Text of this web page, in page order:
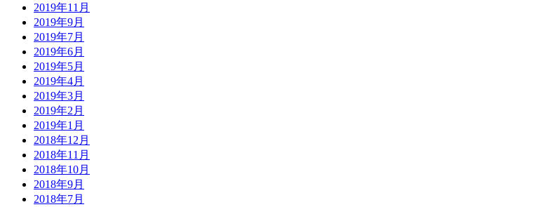
2019年11月
2019年9月
2019年7月
2019年6月
2019年5月
2019年4月
2019年3月
2019年2月
2019年1月
2018年12月
2018年11月
2018年10月
2018年9月
2018年7月